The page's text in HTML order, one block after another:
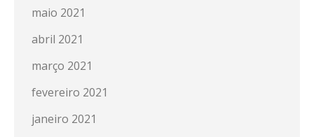
maio 2021
abril 2021
março 2021
fevereiro 2021
janeiro 2021